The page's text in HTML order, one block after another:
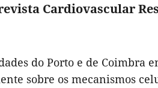
Cardiovascular
do Porto e de Coimbra
sobre os mecanismos